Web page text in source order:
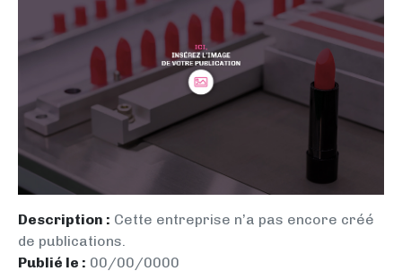
Description : Cette entreprise n’a pas encore créé
de publications.
Publié le : 00/00/0000